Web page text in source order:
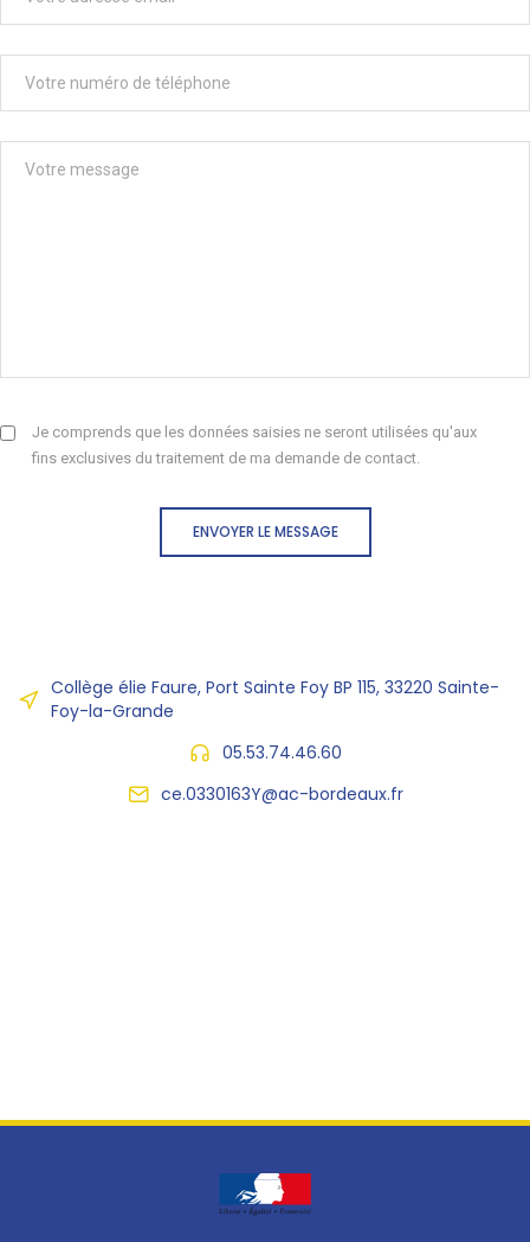
Je comprends que les données saisies ne seront utilisées qu'aux
fins exclusives du traitement de ma demande de contact.
ENVOYER LE MESSAGE
Collège élie Faure, Port Sainte Foy BP 115, 33220 Sainte-
Foy-la-Grande
05.53.74.46.60
ce.0330163Y@ac-bordeaux.fr